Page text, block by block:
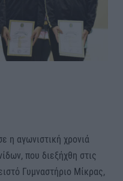
αγωνιστική χρονιά
που διεξήχθη στις
Γυμναστήριο Μίκρας,